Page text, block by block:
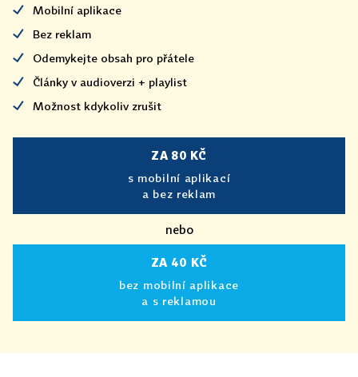
Mobilní aplikace
Bez reklam
Odemykejte obsah pro přátele
Články v audioverzi + playlist
Možnost kdykoliv zrušit
ZA 80 KČ
s mobilní aplikací
a bez reklam
nebo
ZA 40 KČ
bez mobilní aplikace
a s reklamou